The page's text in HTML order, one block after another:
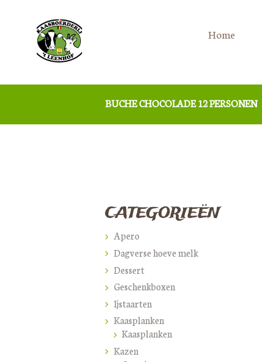
Home
BUCHE CHOCOLADE 12 PERSONEN
CATEGORIEËN
Apero
Dagverse hoeve melk
Dessert
Geschenkboxen
Ijstaarten
Kaasplanken
Kaasplanken
Kazen